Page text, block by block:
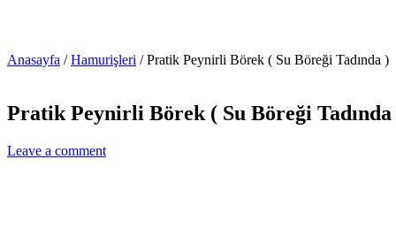
Anasayfa / Hamurişleri / Pratik Peynirli Börek ( Su Böreği Tadında )
Pratik Peynirli Börek ( Su Böreği Tadında
Leave a comment